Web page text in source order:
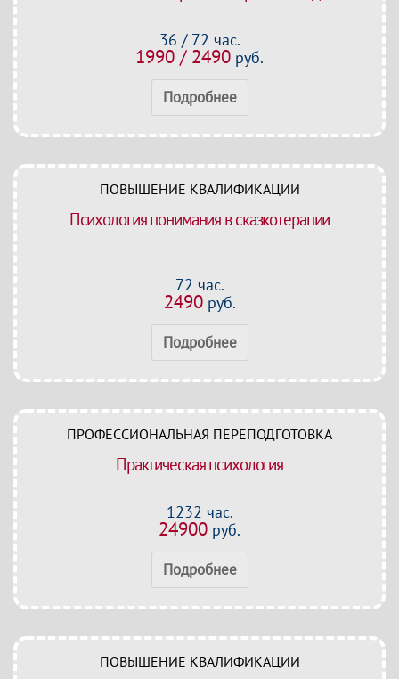
36 / 72 час.
1990 / 2490 руб.
Подробнее
ПОВЫШЕНИЕ КВАЛИФИКАЦИИ
Психология понимания в сказкотерапии
72 час.
2490руб.
Подробнее
ПРОФЕССИОНАЛЬНАЯ ПЕРЕПОДГОТОВКА
Практическая психология
1232 час.
24900 руб.
Подробнее
ПОВЫШЕНИЕ КВАЛИФИКАЦИИ